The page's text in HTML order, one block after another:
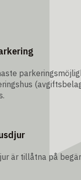
är tillåtna på